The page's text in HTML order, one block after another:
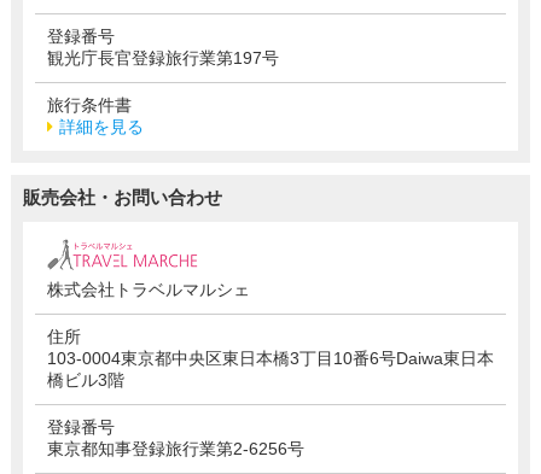
登録番号
観光庁長官登録旅行業第197号
旅行条件書
詳細を見る
販売会社・お問い合わせ
株式会社トラベルマルシェ
住所
103-0004東京都中央区東日本橋3丁目10番6号Daiwa東日本
橋ビル3階
登録番号
東京都知事登録旅行業第2-6256号